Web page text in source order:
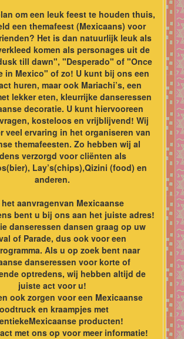
om een leuk feest te houden thuis,
een themafeest (Mexicaans) voor
Het is dan natuurlijk leuk als
komen als personages uit de
till dawn", "Desperado" of "Once
in Mexico" of zo! U kunt bij ons een
huren, maar ook Mariachi’s, een
lekker eten, kleurrijke danseressen
decoratie. U kunt hiervooreen
kosteloos en vrijblijvend! Wij
veel ervaring in het organiseren van
themafeesten. Zo hebben wij al
verzorgd voor cliënten als
Lay’s(chips),Qizini (food) en
anderen.
het aanvragenvan Mexicaanse
bent u bij ons aan het juiste adres!
danseressen dansen graag op uw
of Parade, dus ook voor een
Als u op zoek bent naar
danseressen voor korte of
optredens, wij hebben altijd de
juiste act voor u!
ook zorgen voor een Mexicaanse
en kraampjes met
producten!
met ons op voor meer informatie!